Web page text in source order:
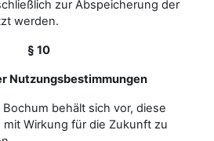
zur Abspeicherung der
werden.
§ 10
Nutzungsbestimmungen
behält sich vor, diese
Wirkung für die Zukunft zu